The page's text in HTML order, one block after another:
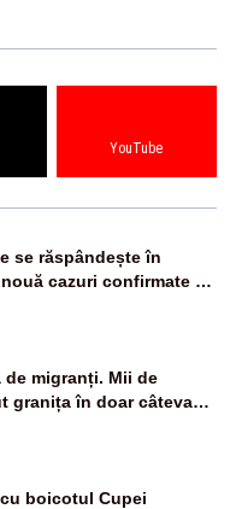
YouTube
se răspândește în
nouă cazuri confirmate și
sezon
de migranți. Mii de
granița în doar câteva
boicotul Cupei